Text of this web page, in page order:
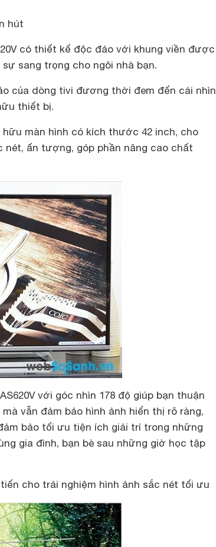
hút
có thiết kế độc đáo với khung viền được
sang trọng cho ngôi nhà bạn.
của dòng tivi đương thời đem đến cái nhìn
thiết bị.
hữu màn hình có kích thước 42 inch, cho
nét, ấn tượng, góp phần nâng cao chất
với góc nhìn 178 độ giúp bạn thuận
vẫn đảm bảo hình ảnh hiển thị rõ ràng,
bảo tối ưu tiện ích giải trí trong những
gia đình, bạn bè sau những giờ học tập
cho trải nghiệm hình ảnh sắc nét tối ưu